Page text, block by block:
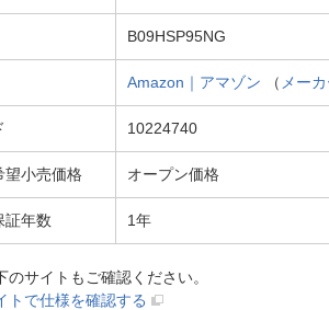
B09HSP95NG
Amazon｜アマゾン （ メー
10224740
望小売価格 オープン価格
証年数 1年
のサイトもご確認ください。
トで仕様を確認する